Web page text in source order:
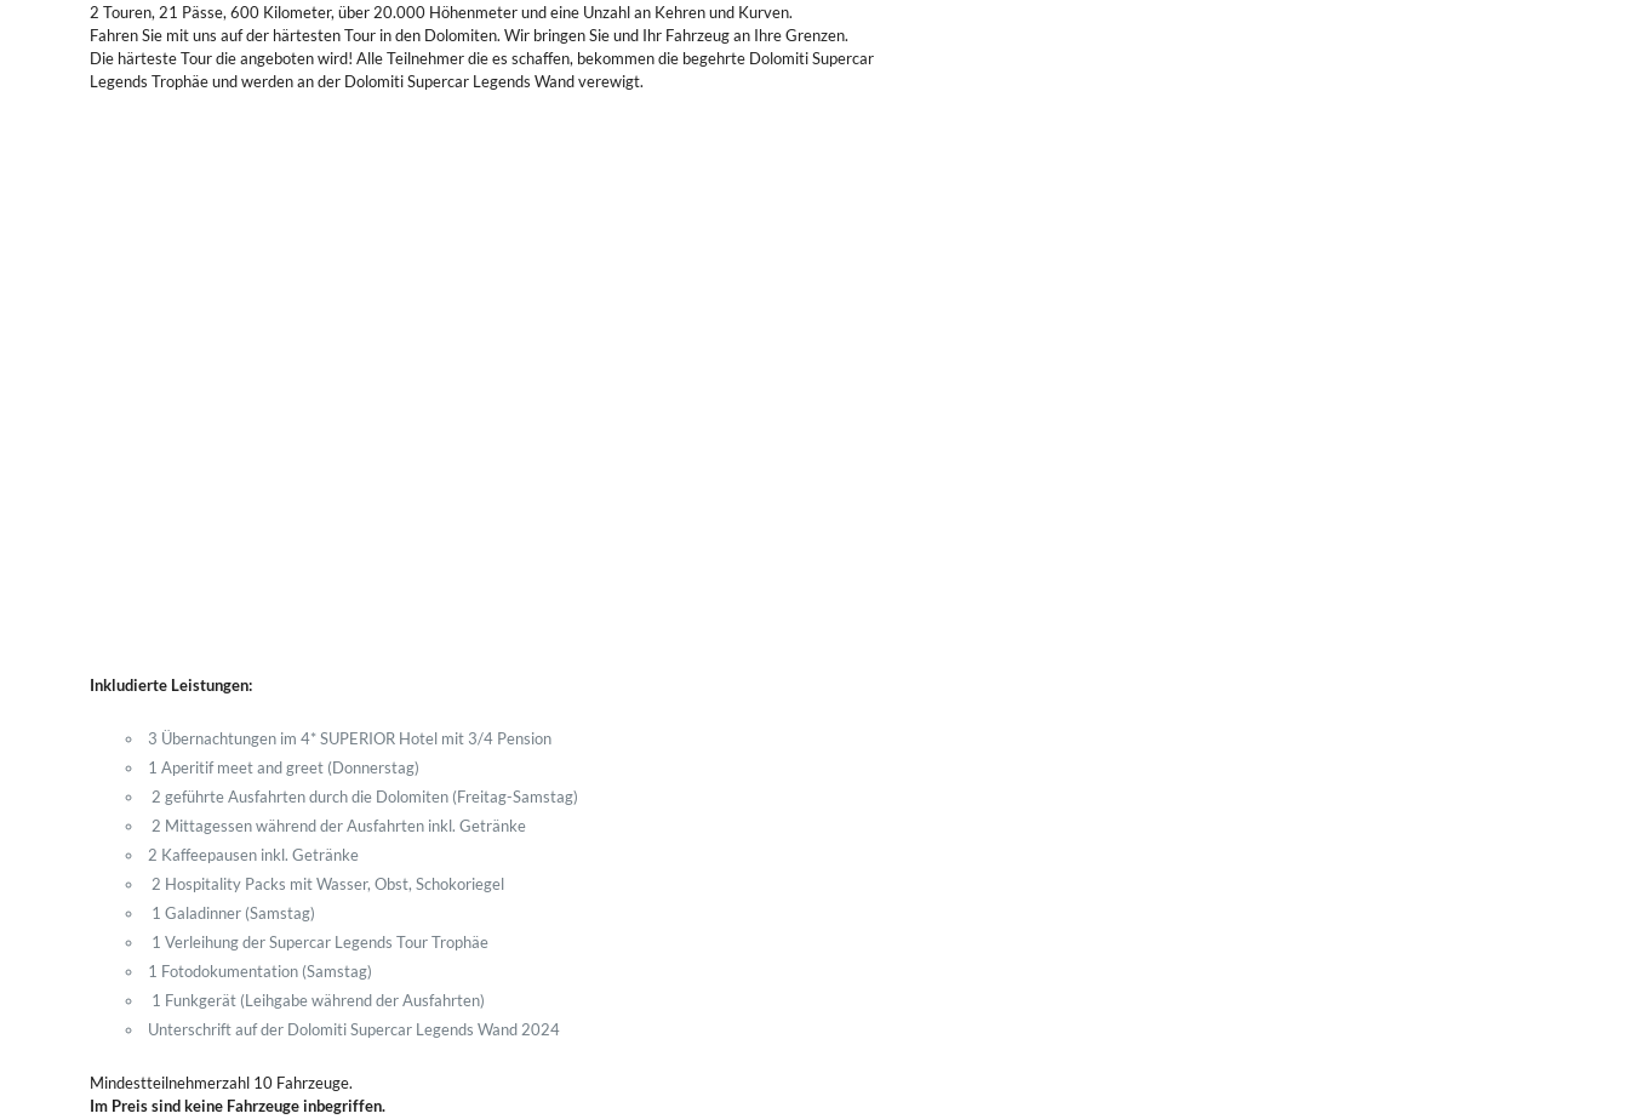
2 Touren, 21 Pässe, 600 Kilometer, über 20.000 Höhenmeter und eine Unzahl an Kehren und Kurven.
Fahren Sie mit uns auf der härtesten Tour in den Dolomiten. Wir bringen Sie und Ihr Fahrzeug an Ihre Grenzen.
Die härteste Tour die angeboten wird! Alle Teilnehmer die es schaffen, bekommen die begehrte Dolomiti Supercar
Legends Trophäe und werden an der Dolomiti Supercar Legends Wand verewigt.
Inkludierte Leistungen:
3 Übernachtungen im 4* SUPERIOR Hotel mit 3/4 Pension
1 Aperitif meet and greet (Donnerstag)
2 geführte Ausfahrten durch die Dolomiten (Freitag-Samstag)
2 Mittagessen während der Ausfahrten inkl. Getränke
2 Kaffeepausen inkl. Getränke
2 Hospitality Packs mit Wasser, Obst, Schokoriegel
1 Galadinner (Samstag)
1 Verleihung der Supercar Legends Tour Trophäe
1 Fotodokumentation (Samstag)
1 Funkgerät (Leihgabe während der Ausfahrten)
Unterschrift auf der Dolomiti Supercar Legends Wand 2024
Mindestteilnehmerzahl 10 Fahrzeuge.
Im Preis sind keine Fahrzeuge inbegriffen.